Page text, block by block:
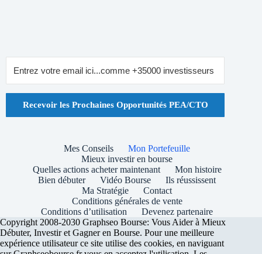
Recevoir les Prochaines Opportunités PEA/CTO
Mes Conseils
Mon Portefeuille
Mieux investir en bourse
Quelles actions acheter maintenant
Mon histoire
Bien débuter
Vidéo Bourse
Ils réussissent
Ma Stratégie
Contact
Conditions générales de vente
Conditions d’utilisation
Devenez partenaire
Copyright 2008-2030 Graphseo Bourse: Vous Aider à Mieux
Débuter, Investir et Gagner en Bourse. Pour une meilleure
expérience utilisateur ce site utilise des cookies, en naviguant